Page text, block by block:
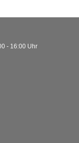
- 16:00 Uhr